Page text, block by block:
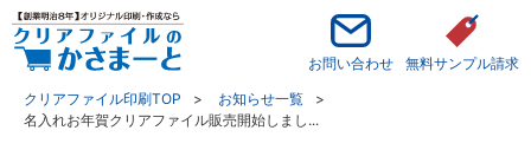
お問い合わせ
無料サンプル請求
クリアファイル印刷TOP
お知らせ一覧
名入れお年賀クリアファイル販売開始しまし...